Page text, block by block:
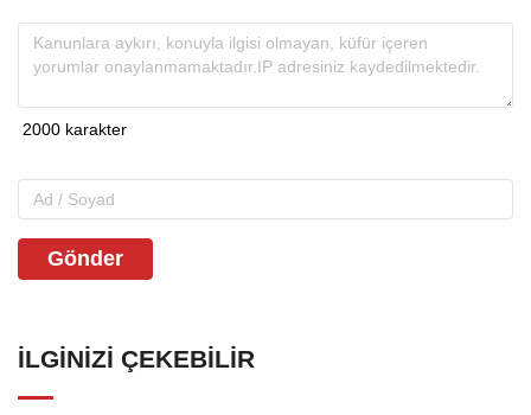
Gönder
İLGINIZI ÇEKEBILIR